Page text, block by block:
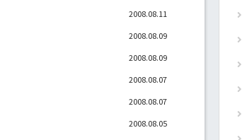
2008.08.11
2008.08.09
2008.08.09
2008.08.07
2008.08.07
2008.08.05